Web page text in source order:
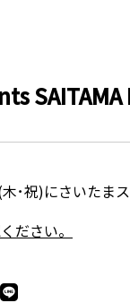
SAITAMA
･祝)にさいたま
ださい。